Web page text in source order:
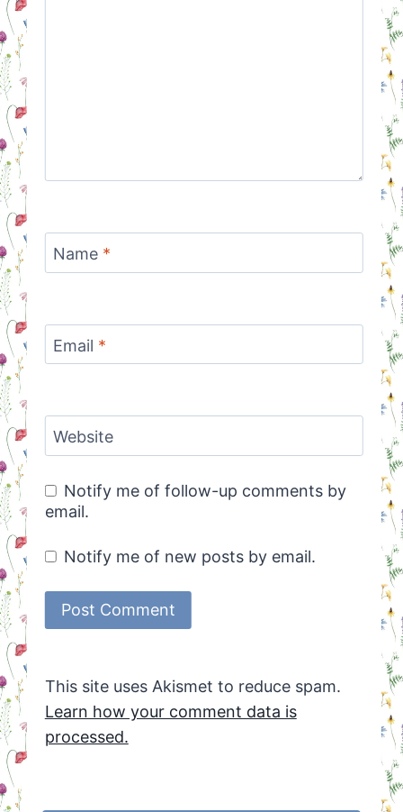
Name *
Email *
Website
Notify me of follow-up comments by
email.
Notify me of new posts by email.
This site uses Akismet to reduce spam.
Learn how your comment data is
processed.